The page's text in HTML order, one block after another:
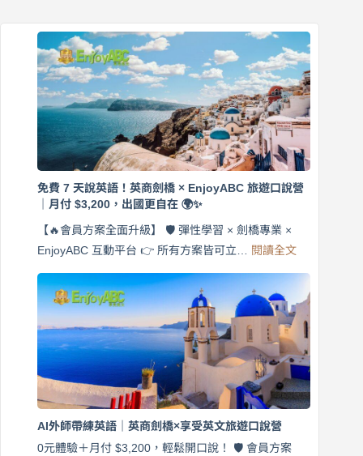
免費 7 天說英語！英商劍橋 × EnjoyABC 旅遊口說營
｜月付 $3,200，出國更自在 🌍✨
【🔥會員方案全面升級】 🛡️ 彈性學習 × 劍橋專業 ×
EnjoyABC 互動平台 👉 所有方案皆可立… 閱讀全文:
費
天
說
英
語！
英
商
劍
AI外師帶練英語｜英商劍橋×享受英文旅遊口說營
0元體驗＋月付 $3,200，輕鬆開口說！ 🛡️ 會員方案